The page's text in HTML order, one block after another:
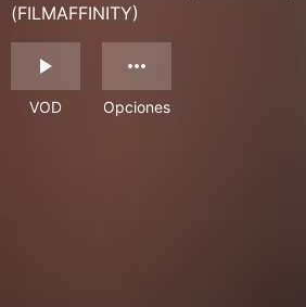
(FILMAFFINITY)
VOD Opciones